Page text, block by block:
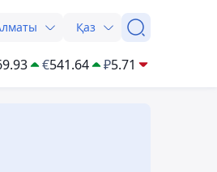
Қаз
€541.64 ₽5.71